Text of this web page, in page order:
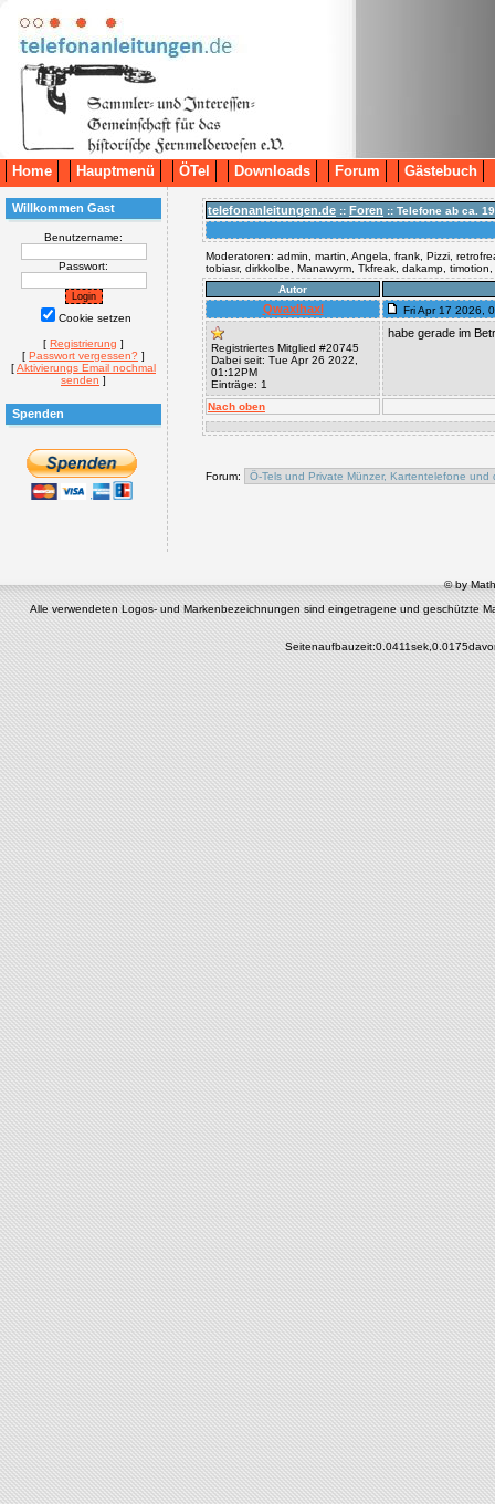
Home Hauptmenü ÖTel Downloads Forum Gästebuch
Willkommen Gast
Benutzername:
Passwort:
Cookie setzen
[ Registrierung ]
[ Passwort vergessen? ]
[Aktivierungs Email nochmal
senden ]
Spenden
telefonanleitungen.de :: Foren :: Telefone ab ca.
Moderatoren: admin, martin, Angela, frank, Pizzi,
tobiasr, dirkkolbe, Manawyrm, Tkfreak, dakamp,
Autor
Qwaxlhaxl Fri Apr 17 2026,
Registriertes Mitglied #20745
Dabei seit: Tue Apr 26 2022,
01:12PM
Einträge: 1
habe gerade im
Nach oben
Forum:
© by
Alle verwendeten Logos- und Markenbezeichnungen sind eingetragene und geschützte